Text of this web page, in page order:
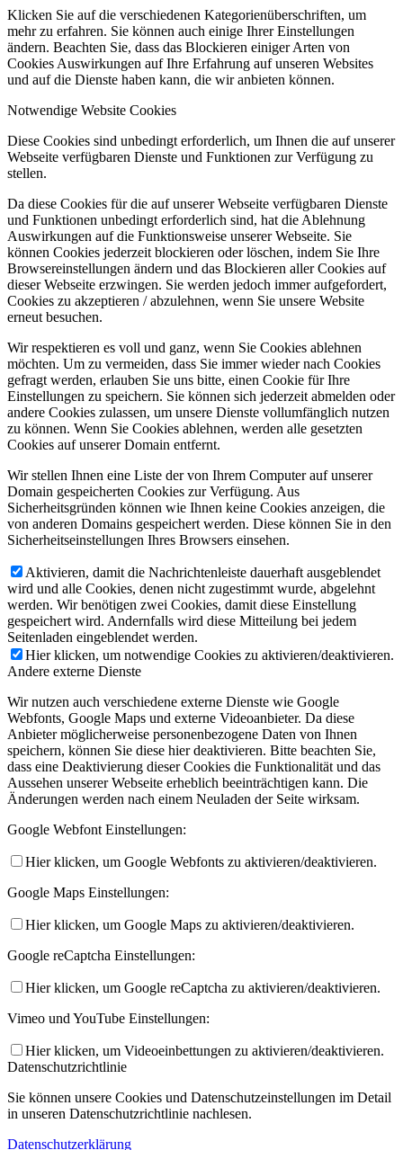
Klicken Sie auf die verschiedenen Kategorienüberschriften, um
mehr zu erfahren. Sie können auch einige Ihrer Einstellungen
ändern. Beachten Sie, dass das Blockieren einiger Arten von
Cookies Auswirkungen auf Ihre Erfahrung auf unseren Websites
und auf die Dienste haben kann, die wir anbieten können.
Notwendige Website Cookies
Diese Cookies sind unbedingt erforderlich, um Ihnen die auf unserer
Webseite verfügbaren Dienste und Funktionen zur Verfügung zu
stellen.
Da diese Cookies für die auf unserer Webseite verfügbaren Dienste
und Funktionen unbedingt erforderlich sind, hat die Ablehnung
Auswirkungen auf die Funktionsweise unserer Webseite. Sie
können Cookies jederzeit blockieren oder löschen, indem Sie Ihre
Browsereinstellungen ändern und das Blockieren aller Cookies auf
dieser Webseite erzwingen. Sie werden jedoch immer aufgefordert,
Cookies zu akzeptieren / abzulehnen, wenn Sie unsere Website
erneut besuchen.
Wir respektieren es voll und ganz, wenn Sie Cookies ablehnen
möchten. Um zu vermeiden, dass Sie immer wieder nach Cookies
gefragt werden, erlauben Sie uns bitte, einen Cookie für Ihre
Einstellungen zu speichern. Sie können sich jederzeit abmelden oder
andere Cookies zulassen, um unsere Dienste vollumfänglich nutzen
zu können. Wenn Sie Cookies ablehnen, werden alle gesetzten
Cookies auf unserer Domain entfernt.
Wir stellen Ihnen eine Liste der von Ihrem Computer auf unserer
Domain gespeicherten Cookies zur Verfügung. Aus
Sicherheitsgründen können wie Ihnen keine Cookies anzeigen, die
von anderen Domains gespeichert werden. Diese können Sie in den
Sicherheitseinstellungen Ihres Browsers einsehen.
Aktivieren, damit die Nachrichtenleiste dauerhaft ausgeblendet
wird und alle Cookies, denen nicht zugestimmt wurde, abgelehnt
werden. Wir benötigen zwei Cookies, damit diese Einstellung
gespeichert wird. Andernfalls wird diese Mitteilung bei jedem
Seitenladen eingeblendet werden.
Hier klicken, um notwendige Cookies zu aktivieren/deaktivieren.
Andere externe Dienste
Wir nutzen auch verschiedene externe Dienste wie Google
Webfonts, Google Maps und externe Videoanbieter. Da diese
Anbieter möglicherweise personenbezogene Daten von Ihnen
speichern, können Sie diese hier deaktivieren. Bitte beachten Sie,
dass eine Deaktivierung dieser Cookies die Funktionalität und das
Aussehen unserer Webseite erheblich beeinträchtigen kann. Die
Änderungen werden nach einem Neuladen der Seite wirksam.
Google Webfont Einstellungen:
Hier klicken, um Google Webfonts zu aktivieren/deaktivieren.
Google Maps Einstellungen:
Hier klicken, um Google Maps zu aktivieren/deaktivieren.
Google reCaptcha Einstellungen:
Hier klicken, um Google reCaptcha zu aktivieren/deaktivieren.
Vimeo und YouTube Einstellungen:
Hier klicken, um Videoeinbettungen zu aktivieren/deaktivieren.
Datenschutzrichtlinie
Sie können unsere Cookies und Datenschutzeinstellungen im Detail
in unseren Datenschutzrichtlinie nachlesen.
Datenschutzerklärung